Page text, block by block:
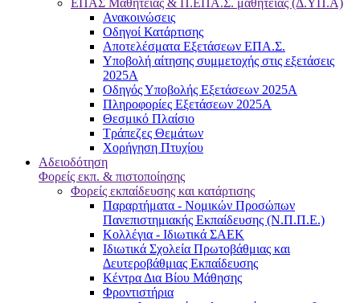
ΕΠΑΣ Μαθητείας & Π.ΕΠΑ.Σ. μαθητείας (Δ.ΥΠ.Α)
Ανακοινώσεις
Oδηγοί Κατάρτισης
Αποτελέσματα Εξετάσεων ΕΠΑ.Σ.
Υποβολή αίτησης συμμετοχής στις εξετάσεις
2025Α
Οδηγός Υποβολής Εξετάσεων 2025A
Πληροφορίες Εξετάσεων 2025Α
Θεσμικό Πλαίσιο
Τράπεζες Θεμάτων
Χορήγηση Πτυχίου
Αδειοδότηση
Φορείς εκπ. & πιστοποίησης
Φορείς εκπαίδευσης και κατάρτισης
Παραρτήματα - Νομικών Προσώπων
Πανεπιστημιακής Εκπαίδευσης (Ν.Π.Π.Ε.)
Κολλέγια - Ιδιωτικά ΣΑΕΚ
Ιδιωτικά Σχολεία Πρωτοβάθμιας και
Δευτεροβάθμιας Εκπαίδευσης
Κέντρα Δια Βίου Μάθησης
Φροντιστήρια